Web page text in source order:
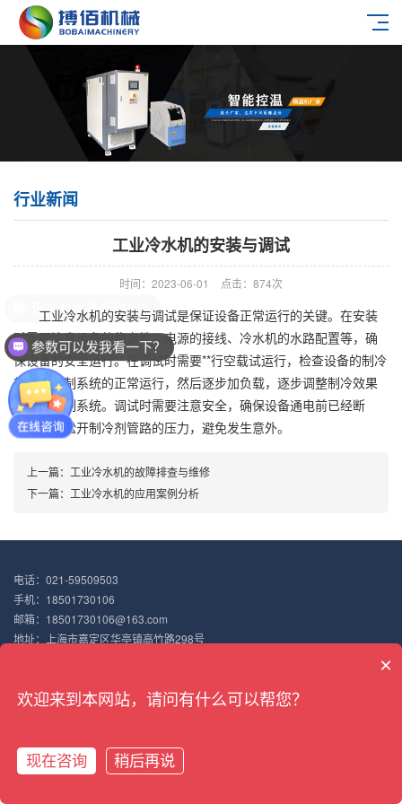
行业新闻
工业冷水机的安装与调试
时间：2023-06-01 点击：874次
工业冷水机的安装与调试是保证设备正常运行的关键。在安装
时需要注意设备的稳定性、电源的接线、冷水机的水路配置等，确
保设备的安全运行。在调试时需要**行空载试运行，检查设备的制冷
效果和控制系统的正常运行，然后逐步加负载，逐步调整制冷效果
和温度控制系统。调试时需要注意安全，确保设备通电前已经断
电，并且松开制冷剂管路的压力，避免发生意外。
上一篇： 工业冷水机的故障排查与维修
下一篇： 工业冷水机的应用案例分析
电话：021-59509503
手机：18501730106
邮箱：18501730106@163.com
地址：上海市嘉定区华亭镇高竹路298号
参数可以发我看一下？
现在有优惠活动么？
×
欢迎来到本网站，请问有什么可以帮您？
现在咨询 稍后再说